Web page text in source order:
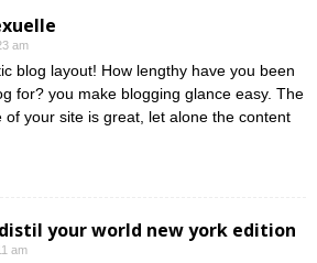
am
blog layout! How lengthy have you been
for? you make blogging glance easy. The
of your site is great, let alone the content
your world new york edition
am